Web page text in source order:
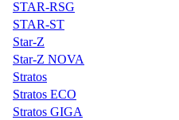
STAR-RSG
STAR-ST
Star-Z
Star-Z NOVA
Stratos
Stratos ECO
Stratos GIGA